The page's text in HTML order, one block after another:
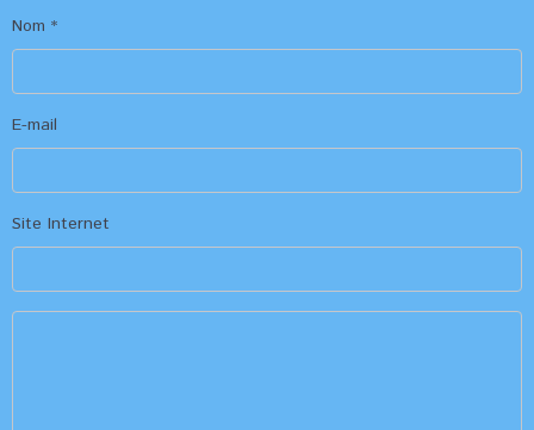
Nom
E-mail
Site Internet